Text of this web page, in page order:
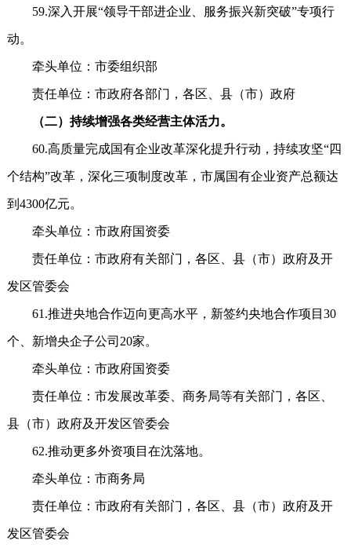
59.深入开展“领导干部进企业、服务振兴新突破”专项行
动。
牵头单位：市委组织部
责任单位：市政府各部门，各区、县（市）政府
（二）持续增强各类经营主体活力。
60.高质量完成国有企业改革深化提升行动，持续攻坚“四
个结构”改革，深化三项制度改革，市属国有企业资产总额达
到4300亿元。
牵头单位：市政府国资委
责任单位：市政府有关部门，各区、县（市）政府及开
发区管委会
61.推进央地合作迈向更高水平，新签约央地合作项目30
个、新增央企子公司20家。
牵头单位：市政府国资委
责任单位：市发展改革委、商务局等有关部门，各区、
县（市）政府及开发区管委会
62.推动更多外资项目在沈落地。
牵头单位：市商务局
责任单位：市政府有关部门，各区、县（市）政府及开
发区管委会